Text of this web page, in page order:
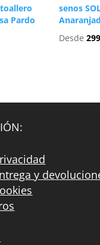
Pardo
senos
Desde
y